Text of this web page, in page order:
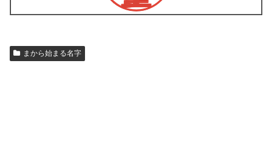
まから始まる名字